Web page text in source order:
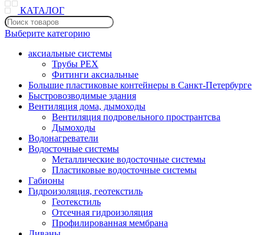
КАТАЛОГ
Выберите категорию
аксиальные системы
Трубы PEX
Фитинги аксиальные
Большие пластиковые контейнеры в Санкт-Петербурге
Быстровозводимые здания
Вентиляция дома, дымоходы
Вентиляция подровельного пространтсва
Дымоходы
Водонагреватели
Водосточные системы
Металлические водосточные системы
Пластиковые водосточные системы
Габионы
Гидроизоляция, геотекстиль
Геотекстиль
Отсечная гидроизоляция
Профилированная мембрана